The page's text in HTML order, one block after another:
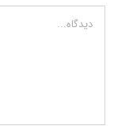
دیدگاه